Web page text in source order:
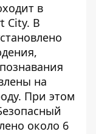
в
City. В
на
При этом
около 6